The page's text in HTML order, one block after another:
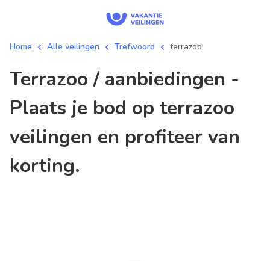
Home Alle veilingen Trefwoord terrazoo
terrazoo / aanbiedingen -
Plaats je bod op terrazoo
veilingen en profiteer van
korting.